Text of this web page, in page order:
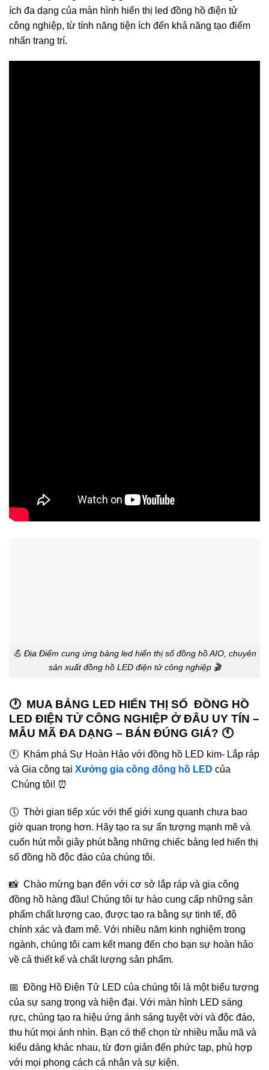
ích đa dạng của màn hình hiển thị led đồng hồ điện tử
công nghiệp, từ tính năng tiện ích đến khả năng tạo điểm
nhấn trang trí.
💪 Địa Điểm cung ứng bảng led hiển thị số đồng hồ AIO, chuyên
sản xuất đồng hồ LED điện tử công nghiệp 🎬
🕐 MUA BẢNG LED HIỂN THỊ SỐ ĐỒNG HỒ
LED ĐIỆN TỬ CÔNG NGHIỆP Ở ĐÂU UY TÍN –
MẪU MÃ ĐA DẠNG – BÁN ĐÚNG GIÁ? 🕚
🕚 Khám phá Sự Hoàn Hảo với đồng hồ LED kim- Lắp ráp
và Gia công tại Xưởng gia công đông hồ LED của
Chúng tôi! ⏰
🕔 Thời gian tiếp xúc với thế giới xung quanh chưa bao
giờ quan trọng hơn. Hãy tạo ra sự ấn tượng mạnh mẽ và
cuốn hút mỗi giây phút bằng những chiếc bảng led hiển thị
số đồng hồ độc đáo của chúng tôi.
📸 Chào mừng bạn đến với cơ sở lắp ráp và gia công
đồng hồ hàng đầu! Chúng tôi tự hào cung cấp những sản
phẩm chất lượng cao, được tạo ra bằng sự tinh tế, độ
chính xác và đam mê. Với nhiều năm kinh nghiệm trong
ngành, chúng tôi cam kết mang đến cho bạn sự hoàn hảo
về cả thiết kế và chất lượng sản phẩm.
📅 Đồng Hồ Điện Tử LED của chúng tôi là một biểu tượng
của sự sang trọng và hiện đại. Với màn hình LED sáng
rực, chúng tạo ra hiệu ứng ánh sáng tuyệt vời và độc đáo,
thu hút mọi ánh nhìn. Bạn có thể chọn từ nhiều mẫu mã và
kiểu dáng khác nhau, từ đơn giản đến phức tạp, phù hợp
với mọi phong cách cá nhân và sự kiện.